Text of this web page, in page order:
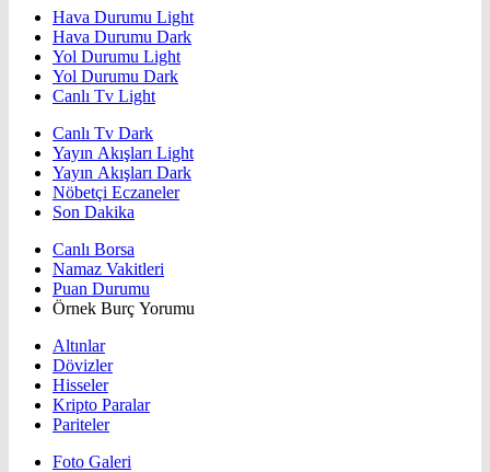
Hava Durumu Light
Hava Durumu Dark
Yol Durumu Light
Yol Durumu Dark
Canlı Tv Light
Canlı Tv Dark
Yayın Akışları Light
Yayın Akışları Dark
Nöbetçi Eczaneler
Son Dakika
Canlı Borsa
Namaz Vakitleri
Puan Durumu
Örnek Burç Yorumu
Altınlar
Dövizler
Hisseler
Kripto Paralar
Pariteler
Foto Galeri